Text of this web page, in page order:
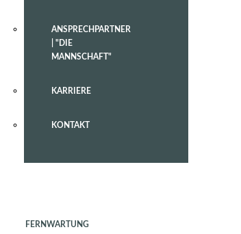
ANSPRECHPARTNER
| "DIE
MANNSCHAFT"
KARRIERE
KONTAKT
FERNWARTUNG